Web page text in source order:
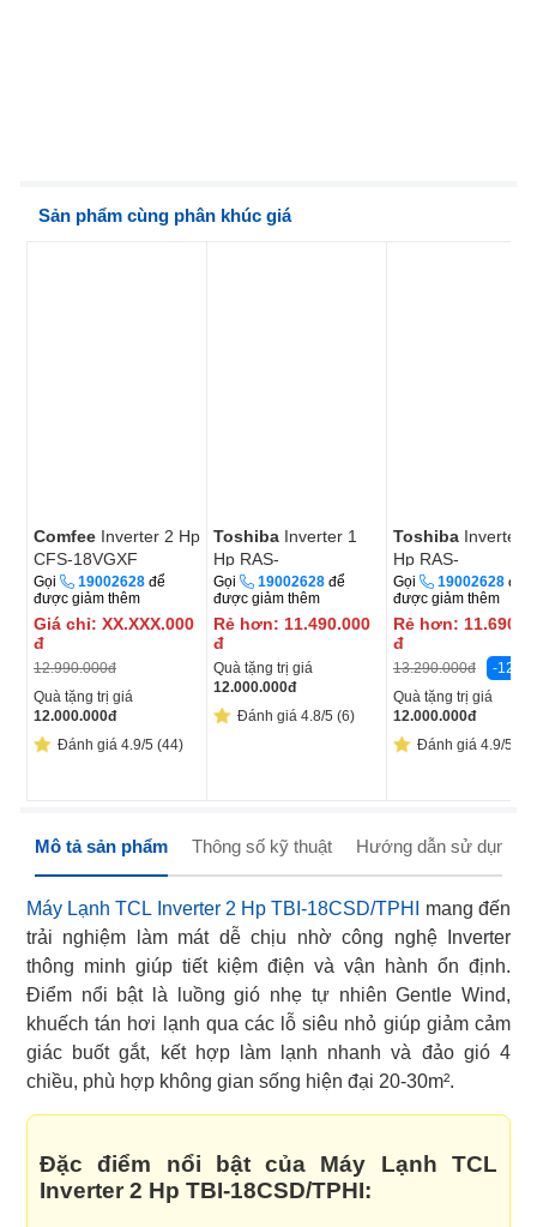
Sản phẩm cùng phân khúc giá
Comfee Inverter 2 Hp
CFS-18VGXF
Gọi 19002628 để
được giảm thêm
Giá chỉ: XX.XXX.000
đ
12.990.000đ
Quà tặng trị giá
12.000.000đ
Đánh giá 4.9/5 (44)
Toshiba Inverter 1
Hp RAS-
H10F2KCVSG-V
Gọi 19002628 để
được giảm thêm
Rẻ hơn: 11.490.000
đ
Quà tặng trị giá
12.000.000đ
Đánh giá 4.8/5 (6)
Toshiba Inverter
Hp RAS-
H13P2KCVG-V
Gọi 19002628 để
được giảm thêm
Rẻ hơn:
đ
13.290.000đ
-12%
Quà tặng trị giá
12.000.000đ
Đánh giá 4.9/5
Mô tả sản phẩm Thông số kỹ thuật Hướng dẫn sử dụng
Máy Lạnh TCL Inverter 2 Hp TBI-18CSD/TPHI
mang đến
trải nghiệm làm mát dễ chịu nhờ công nghệ Inverter
thông minh giúp tiết kiệm điện và vận hành ổn định.
Điểm nổi bật là luồng gió nhẹ tự nhiên Gentle Wind,
khuếch tán hơi lạnh qua các lỗ siêu nhỏ giúp giảm cảm
giác buốt gắt, kết hợp làm lạnh nhanh và đảo gió 4
chiều, phù hợp không gian sống hiện đại 20-30m².
Đặc điểm nổi bật của Máy Lạnh TCL
Inverter 2 Hp TBI-18CSD/TPHI: